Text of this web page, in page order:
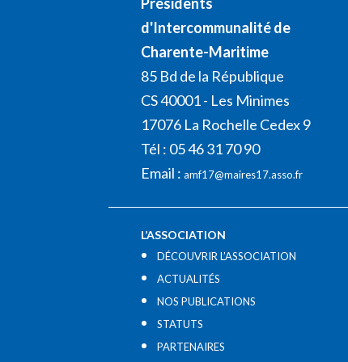
d'Intercommunalité de
Charente-Maritime
85 Bd de la République
CS 40001 - Les Minimes
17076 La Rochelle Cedex 9
Tél : 05 46 31 70 90
Email :amf17@maires17.asso.fr
L’ASSOCIATION
DÉCOUVRIR L’ASSOCIATION
ACTUALITÉS
NOS PUBLICATIONS
STATUTS
PARTENAIRES